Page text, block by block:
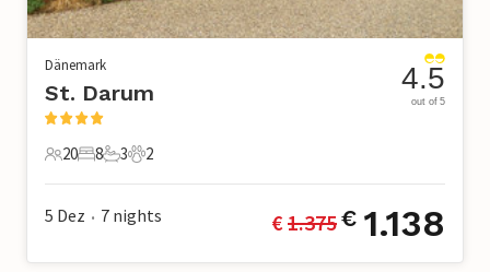
Dänemark
St. Darum
20 Gäste
20
8 Schlafzimmer
8
3 Badezimmer
3
2 Haustiere
2
4.5
out of 5
5 Dez • 7 nights € 1.375€ 1.138